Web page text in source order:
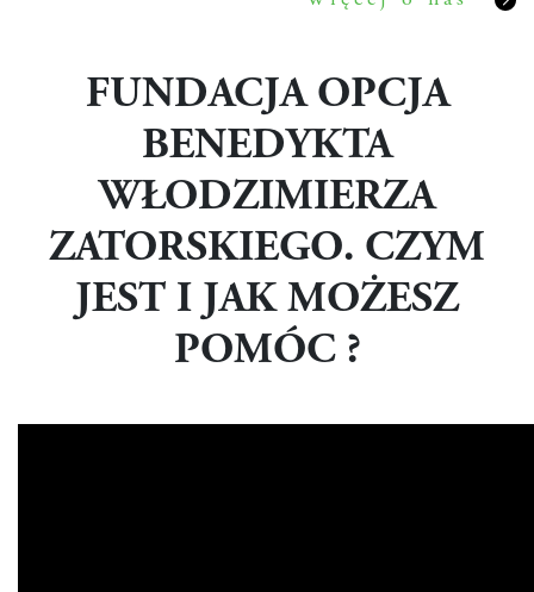
FUNDACJA OPCJA
BENEDYKTA
WŁODZIMIERZA
ZATORSKIEGO. CZYM
JEST I JAK MOŻESZ
POMÓC ?